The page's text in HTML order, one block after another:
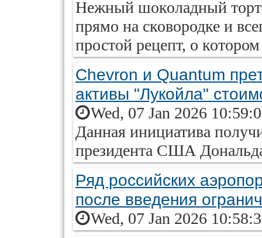
Нежный шоколадный торт
прямо на сковородке и
простой рецепт, о котором
Chevron и Quantum
активы "Лукойла"
Wed, 07 Jan 2026
Данная инициатива
президента США
Ряд российских
после введения
Wed, 07 Jan 2026